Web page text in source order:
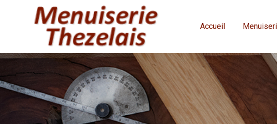
Accueil
Panneau de gestion des cookies